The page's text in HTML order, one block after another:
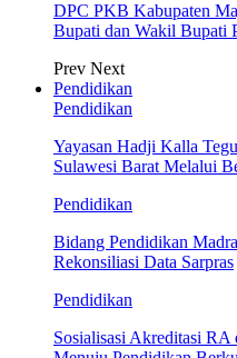
DPC PKB Kabupaten
Bupati dan Wakil Bupati
Prev Next
Pendidikan
Pendidikan
Yayasan Hadji Kalla
Sulawesi Barat Melalui
Pendidikan
Bidang Pendidikan
Rekonsiliasi Data Sarpras
Pendidikan
Sosialisasi Akreditasi RA